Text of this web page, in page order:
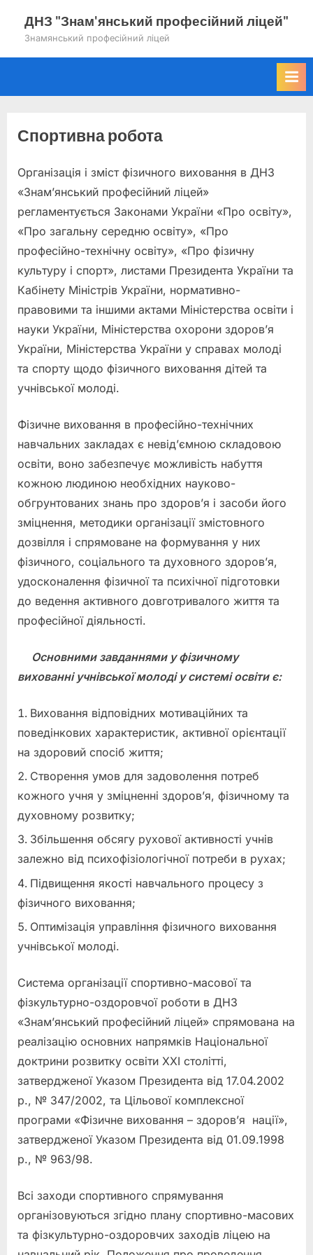
ДНЗ "Знам'янський професійний ліцей"
Знамянський професійний ліцей
Спортивна робота
Організація і зміст фізичного виховання в ДНЗ
«Знам’янський професійний ліцей»
регламентується Законами України «Про освіту»,
«Про загальну середню освіту», «Про
професійно-технічну освіту», «Про фізичну
культуру і спорт», листами Президента України та
Кабінету Міністрів України, нормативно-
правовими та іншими актами Міністерства освіти і
науки України, Міністерства охорони здоров’я
України, Міністерства України у справах молоді
та спорту щодо фізичного виховання дітей та
учнівської молоді.
Фізичне виховання в професійно-технічних
навчальних закладах є невід’ємною складовою
освіти, воно забезпечує можливість набуття
кожною людиною необхідних науково-
обгрунтованих знань про здоров’я і засоби його
зміцнення, методики організації змістовного
дозвілля і спрямоване на формування у них
фізичного, соціального та духовного здоров’я,
удосконалення фізичної та психічної підготовки
до ведення активного довготривалого життя та
професійної діяльності.
Основними завданнями у фізичному
вихованні учнівської молоді у системі освіти є:
Виховання відповідних мотиваційних та
поведінкових характеристик, активної орієнтації
на здоровий спосіб життя;
Створення умов для задоволення потреб
кожного учня у зміцненні здоров’я, фізичному та
духовному розвитку;
Збільшення обсягу рухової активності учнів
залежно від психофізіологічної потреби в рухах;
Підвищення якості навчального процесу з
фізичного виховання;
Оптимізація управління фізичного виховання
учнівської молоді.
Система організації спортивно-масової та
фізкультурно-оздоровчої роботи в ДНЗ
«Знам’янський професійний ліцей» спрямована на
реалізацію основних напрямків Національної
доктрини розвитку освіти ХХІ столітті,
затвердженої Указом Президента від 17.04.2002
р., № 347/2002, та Цільової комплексної
програми «Фізичне виховання – здоров’я нації»,
затвердженої Указом Президента від 01.09.1998
р., № 963/98.
Всі заходи спортивного спрямування
організовуються згідно плану спортивно-масових
та фізкультурно-оздоровчих заходів ліцею на